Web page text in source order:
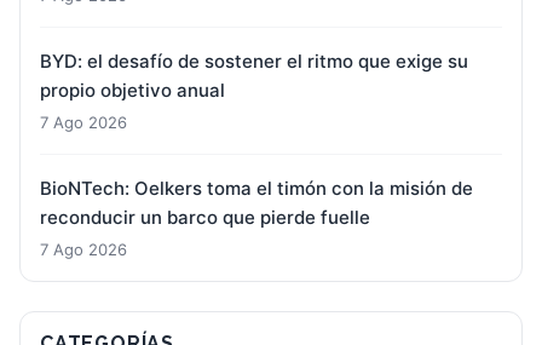
BYD: el desafío de sostener el ritmo que exige su
propio objetivo anual
7 Ago 2026
BioNTech: Oelkers toma el timón con la misión de
reconducir un barco que pierde fuelle
7 Ago 2026